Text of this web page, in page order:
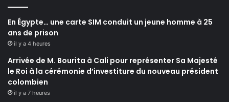
En Égypte… une carte SIM conduit un jeune homme à 25
ans de prison
il y a 4 heures
Arrivée de M. Bourita à Cali pour représenter Sa Majesté
le Roi à la cérémonie d’investiture du nouveau président
colombien
il y a 7 heures